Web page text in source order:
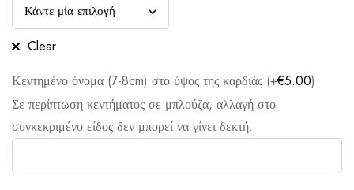
Clear
Κεντημένο όνομα (7-8cm) στο ύψος της καρδιάς (+€5.00)
Σε περίπτωση κεντήματος σε μπλούζα, αλλαγή στο
συγκεκριμένο είδος δεν μπορεί να γίνει δεκτή.